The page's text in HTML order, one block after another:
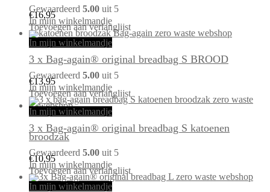
Gewaardeerd 5.00 uit 5
€16,95
In mijn winkelmandje
Toevoegen aan verlanglijst
In mijn winkelmandje
3 x Bag-again® original breadbag S BROOD
Gewaardeerd 5.00 uit 5
€13,95
In mijn winkelmandje
Toevoegen aan verlanglijst
In mijn winkelmandje
3 x Bag-again® original breadbag S katoenen
broodzak
Gewaardeerd 5.00 uit 5
€10,95
In mijn winkelmandje
Toevoegen aan verlanglijst
In mijn winkelmandje